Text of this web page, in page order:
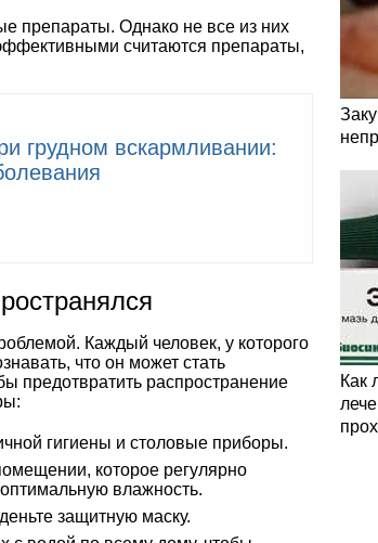
препараты. Однако не все из них
считаются препараты,
грудном вскармливании:
Каждый человек, у которого
что он может стать
предотвратить распространение
гигиены и столовые приборы.
которое регулярно
влажность.
защитную маску.
Как